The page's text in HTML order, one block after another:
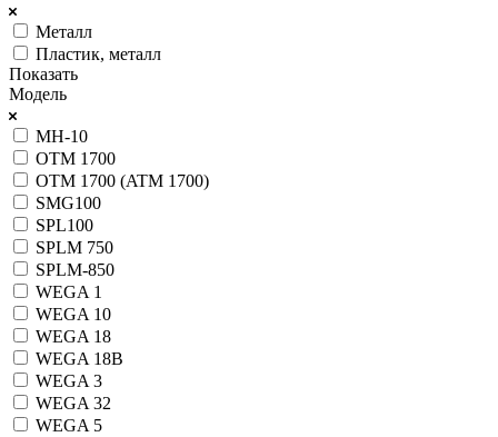
Металл
Пластик, металл
Показать
Модель
MH-10
OTM 1700
OTM 1700 (ATM 1700)
SMG100
SPL100
SPLM 750
SPLM-850
WEGA 1
WEGA 10
WEGA 18
WEGA 18B
WEGA 3
WEGA 32
WEGA 5